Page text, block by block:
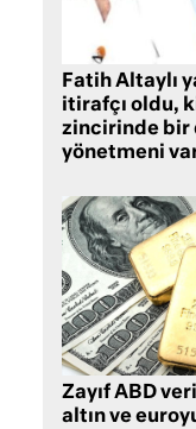
Fatih Altaylı
itirafçı oldu,
zincirinde bir
yönetmeni
Zayıf ABD
altın ve